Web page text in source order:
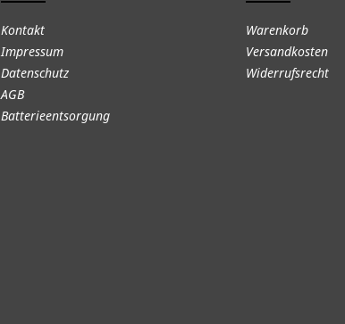
Kontakt
Impressum
Datenschutz
AGB
Batterieentsorgung
Warenkorb
Versandkosten
Widerrufsrecht